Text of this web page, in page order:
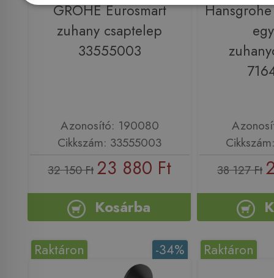
GROHE Eurosmart
zuhany csaptelep
33555003
Azonosító: 190080
Cikkszám: 33555003
32 150 Ft 23 880 Ft
Kosárba
38 127 Ft
-34%
Raktáron Raktáron